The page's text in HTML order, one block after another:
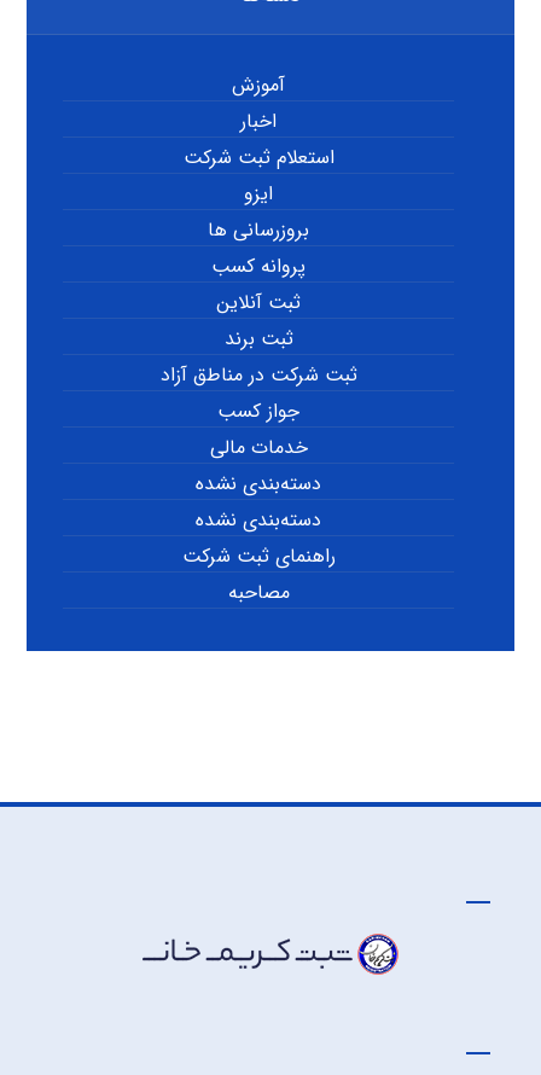
آموزش
اخبار
استعلام ثبت شرکت
ایزو
بروزرسانی ها
پروانه کسب
ثبت آنلاین
ثبت برند
ثبت شرکت در مناطق آزاد
جواز کسب
خدمات مالی
دسته‌بندی نشده
دسته‌بندی نشده
راهنمای ثبت شرکت
مصاحبه